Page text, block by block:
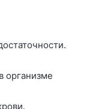
организме